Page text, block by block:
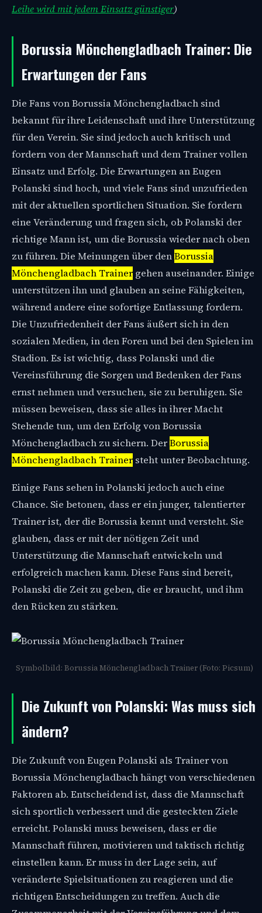
Leihe wird mit jedem Einsatz günstiger)
Borussia Mönchengladbach Trainer: Die
Erwartungen der Fans
Die Fans von Borussia Mönchengladbach sind
bekannt für ihre Leidenschaft und ihre Unterstützung
für den Verein. Sie sind jedoch auch kritisch und
fordern von der Mannschaft und dem Trainer vollen
Einsatz und Erfolg. Die Erwartungen an Eugen
Polanski sind hoch, und viele Fans sind unzufrieden
mit der aktuellen sportlichen Situation. Sie fordern
eine Veränderung und fragen sich, ob Polanski der
richtige Mann ist, um die Borussia wieder nach oben
zu führen. Die Meinungen über denBorussia
Mönchengladbach Trainer gehen auseinander. Einige
unterstützen ihn und glauben an seine Fähigkeiten,
während andere eine sofortige Entlassung fordern.
Die Unzufriedenheit der Fans äußert sich in den
sozialen Medien, in den Foren und bei den Spielen im
Stadion. Es ist wichtig, dass Polanski und die
Vereinsführung die Sorgen und Bedenken der Fans
ernst nehmen und versuchen, sie zu beruhigen. Sie
müssen beweisen, dass sie alles in ihrer Macht
Stehende tun, um den Erfolg von Borussia
Mönchengladbach zu sichern. DerBorussia
Mönchengladbach Trainer steht unter Beobachtung.
Einige Fans sehen in Polanski jedoch auch eine
Chance. Sie betonen, dass er ein junger, talentierter
Trainer ist, der die Borussia kennt und versteht. Sie
glauben, dass er mit der nötigen Zeit und
Unterstützung die Mannschaft entwickeln und
erfolgreich machen kann. Diese Fans sind bereit,
Polanski die Zeit zu geben, die er braucht, und ihm
den Rücken zu stärken.
Symbolbild: Borussia Mönchengladbach Trainer (Foto: Picsum)
Die Zukunft von Polanski: Was muss sich
ändern?
Die Zukunft von Eugen Polanski als Trainer von
Borussia Mönchengladbach hängt von verschiedenen
Faktoren ab. Entscheidend ist, dass die Mannschaft
sich sportlich verbessert und die gesteckten Ziele
erreicht. Polanski muss beweisen, dass er die
Mannschaft führen, motivieren und taktisch richtig
einstellen kann. Er muss in der Lage sein, auf
veränderte Spielsituationen zu reagieren und die
richtigen Entscheidungen zu treffen. Auch die